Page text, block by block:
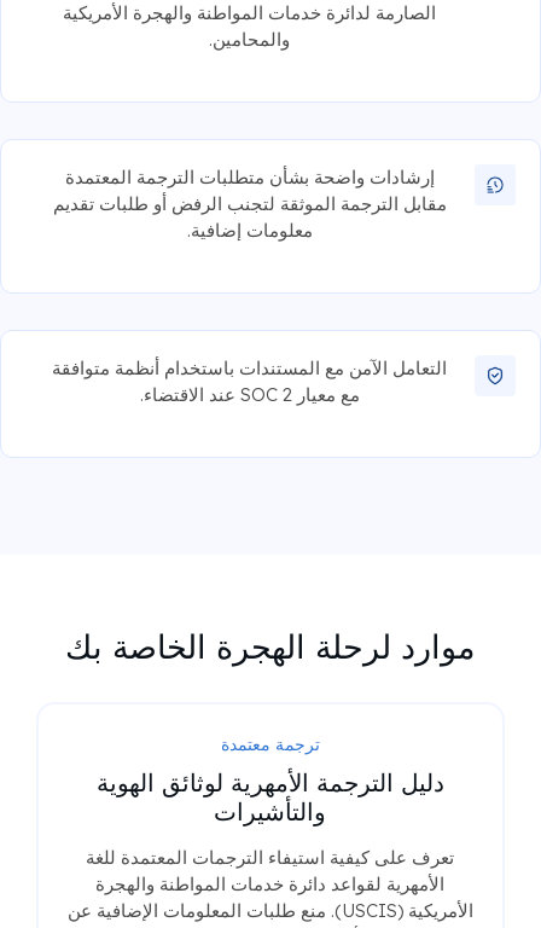
الصارمة لدائرة خدمات المواطنة والهجرة الأمريكية
والمحامين.
إرشادات واضحة بشأن متطلبات الترجمة المعتمدة
مقابل الترجمة الموثقة لتجنب الرفض أو طلبات تقديم
معلومات إضافية.
التعامل الآمن مع المستندات باستخدام أنظمة متوافقة
مع معيار SOC 2 عند الاقتضاء.
موارد لرحلة الهجرة الخاصة بك
ترجمة معتمدة
دليل الترجمة الأمهرية لوثائق الهوية
والتأشيرات
تعرف على كيفية استيفاء الترجمات المعتمدة للغة
الأمهرية لقواعد دائرة خدمات المواطنة والهجرة
الأمريكية (USCIS). منع طلبات المعلومات الإضافية عن